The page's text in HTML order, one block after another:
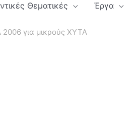
Θεματικές Έργα
2006 για μικρούς ΧΥΤΑ